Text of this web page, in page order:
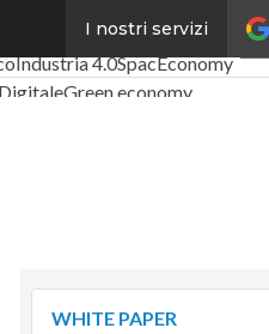
I nostri servizi
Digital Economy
Industria 4.0SpacEconomy
Green economy
WHITE PAPER